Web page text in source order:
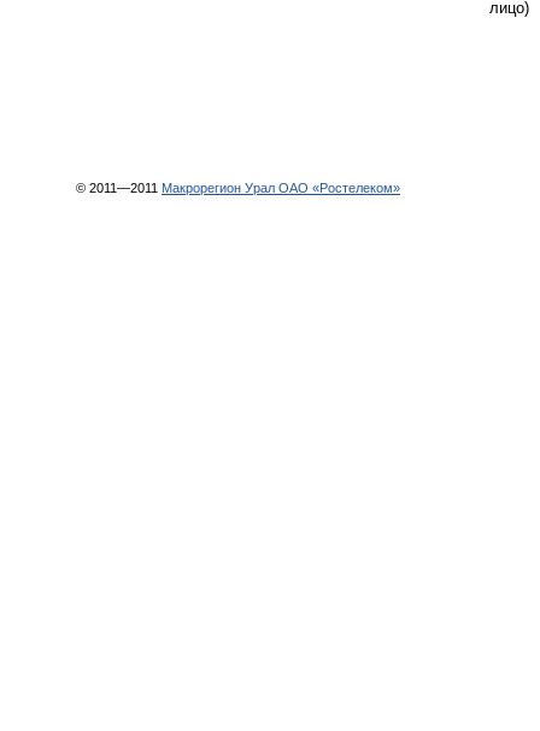
лицо)
© 2011—2011 Макрорегион Урал ОАО «Ростелеком»